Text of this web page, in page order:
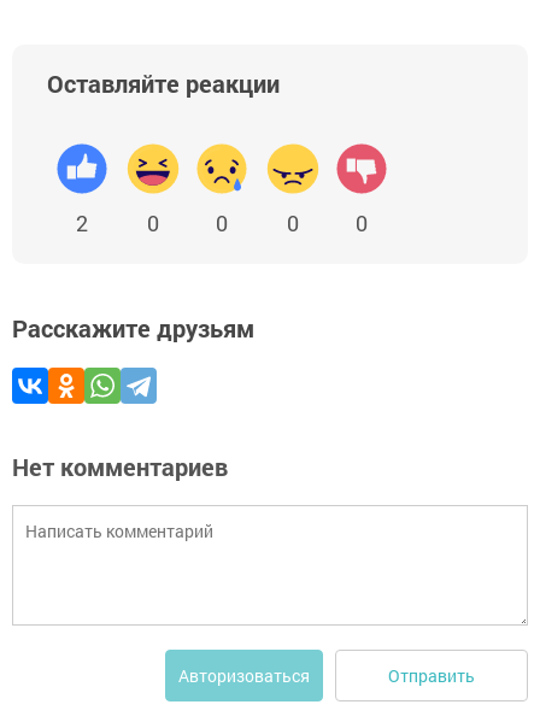
Оставляйте реакции
2 0 0 0 0
Расскажите друзьям
Нет комментариев
Авторизоваться Отправить